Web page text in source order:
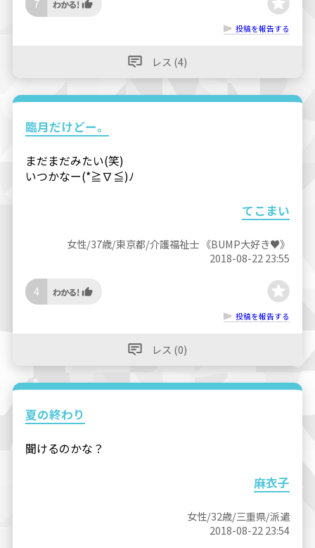
7
投稿を報告する
レス (4)
臨月だけどー。
まだまだみたい(笑)
いつかなー(*≧∇≦)ﾉ
てこまい
女性/37歳/東京都/介護福祉士 《BUMP大好き♥︎》
2018-08-22 23:55
4
投稿を報告する
レス (0)
夏の終わり
聞けるのかな？
麻衣子
女性/32歳/三重県/派遣
2018-08-22 23:54